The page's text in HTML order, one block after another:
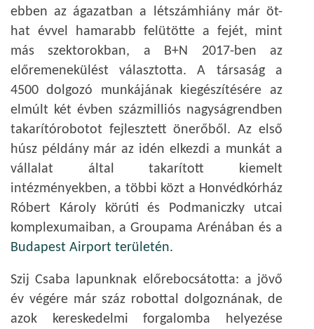
ebben az ágazatban a létszámhiány már öt-
hat évvel hamarabb felütötte a fejét, mint
más szektorokban, a B+N 2017-ben az
előremenekülést választotta. A társaság a
4500 dolgozó munkájának kiegészítésére az
elmúlt két évben százmilliós nagyságrendben
takarítórobotot fejlesztett önerőből. Az első
húsz példány már az idén elkezdi a munkát a
vállalat által takarított kiemelt
intézményekben, a többi közt a Honvédkórház
Róbert Károly körúti és Podmaniczky utcai
komplexumaiban, a Groupama Arénában és a
Budapest Airport területén.
Szij Csaba lapunknak előrebocsátotta: a jövő
év végére már száz robottal dolgoznának, de
azok kereskedelmi forgalomba helyezése